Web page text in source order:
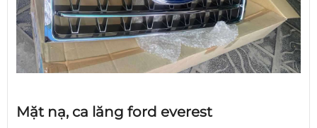
Mặt nạ, ca lăng ford everest